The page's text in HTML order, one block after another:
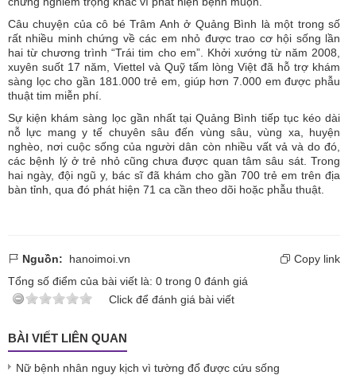
Câu chuyện của cô bé Trâm Anh ở Quảng Bình là một trong số
rất nhiều minh chứng về các em nhỏ được trao cơ hội sống lần
hai từ chương trình “Trái tim cho em”. Khởi xướng từ năm 2008,
xuyên suốt 17 năm, Viettel và Quỹ tấm lòng Việt đã hỗ trợ khám
sàng lọc cho gần 181.000 trẻ em, giúp hơn 7.000 em được phẫu
thuật tim miễn phí.
Sự kiện khám sàng lọc gần nhất tại Quảng Bình tiếp tục kéo dài
nỗ lực mang y tế chuyên sâu đến vùng sâu, vùng xa, huyện
nghèo, nơi cuộc sống của người dân còn nhiều vất vả và do đó,
các bệnh lý ở trẻ nhỏ cũng chưa được quan tâm sâu sát. Trong
hai ngày, đội ngũ y, bác sĩ đã khám cho gần 700 trẻ em trên địa
bàn tỉnh, qua đó phát hiện 71 ca cần theo dõi hoặc phẫu thuật.
Nguồn: hanoimoi.vn
Copy link
Tổng số điểm của bài viết là: 0 trong 0 đánh giá
Click để đánh giá bài viết
BÀI VIẾT LIÊN QUAN
Nữ bệnh nhân nguy kịch vì tường đổ được cứu sống